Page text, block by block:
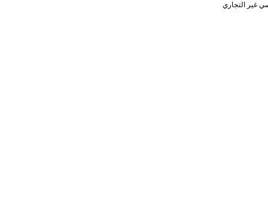
غير التجاري